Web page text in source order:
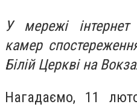
У мережі
камер
Білій Церкві на
Нагадаємо, 11